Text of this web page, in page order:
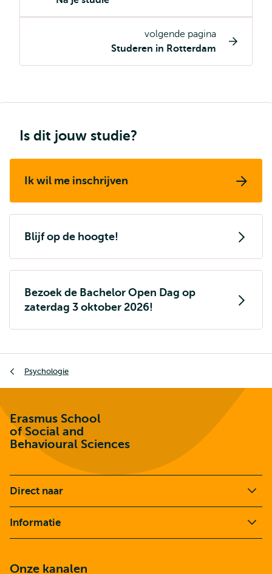
pagina
navigatie
volgende pagina
Studeren in Rotterdam
Is dit jouw studie?
Ik wil me inschrijven
Blijf op de hoogte!
Bezoek de Bachelor Open Dag op
zaterdag 3 oktober 2026!
Psychologie
Erasmus School
of Social and
Behavioural Sciences
Direct naar
Informatie
Onze kanalen